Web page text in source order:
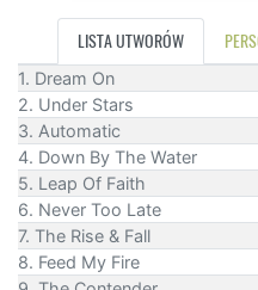
LISTA UTWORÓW
1. Dream On
2. Under Stars
3. Automatic
4. Down By The Water
5. Leap Of Faith
6. Never Too Late
7. The Rise & Fall
8. Feed My Fire